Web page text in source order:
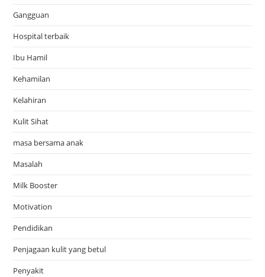
Gangguan
Hospital terbaik
Ibu Hamil
Kehamilan
Kelahiran
Kulit Sihat
masa bersama anak
Masalah
Milk Booster
Motivation
Pendidikan
Penjagaan kulit yang betul
Penyakit